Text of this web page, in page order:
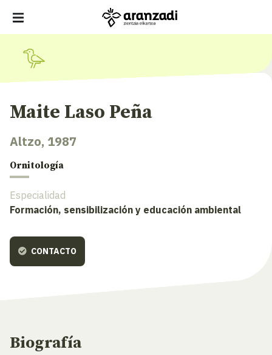
Maite Laso Peña
Altzo, 1987
Ornitología
Especialidad
Formación, sensibilización y educación ambiental
CONTACTO
Biografía